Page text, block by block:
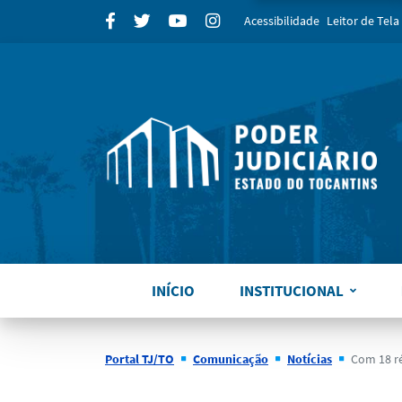
para
FacebookTwitter YoutubeInstagram
Acessibilidade Leitor de Tela
INÍCIO INSTITUCIONAL
Portal TJ/TO Comunicação Notícias Com 18 réus